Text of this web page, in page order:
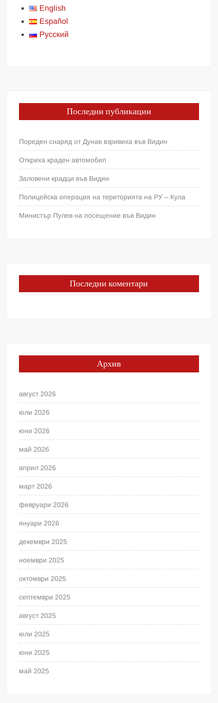
English
Español
Русский
Последни публикации
Пореден снаряд от Дунав взривиха във Видин
Откриха краден автомобил
Заловени крадци във Видин
Полицейска операция на територията на РУ – Кула
Министър Пулев на посещение във Видин
Последни коментари
Архив
август 2026
юли 2026
юни 2026
май 2026
април 2026
март 2026
февруари 2026
януари 2026
декември 2025
ноември 2025
октомври 2025
септември 2025
август 2025
юли 2025
юни 2025
май 2025